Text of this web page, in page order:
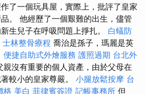
了一個玩具屋，實際上，批評了皇家
。 他經歷了一個艱難的出生，儘管
生兒子在呼吸問題上掙扎。 白蟻防
士林整骨療程 喬治是孫子，瑪麗是英
便捷自助式外燴服務 護照過期 台北外
親沒有重要的個人資產，由於父母在
較小的皇家尊嚴。 小腿放鬆按摩 台
格 美白 菲律賓簽證 記帳事務所 但